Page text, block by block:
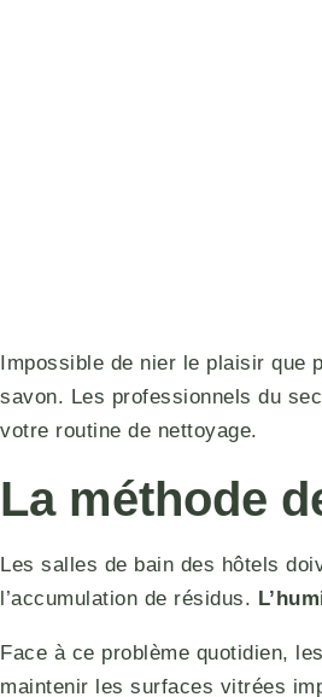
Impossible de nier le plaisir que
savon. Les professionnels du
votre routine de nettoyage.
La méthode
Les salles de bain des hôtels
l’accumulation de résidus.
Face à ce problème quotidien,
maintenir les surfaces vitrées